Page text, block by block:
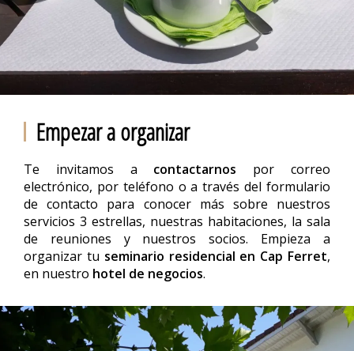
Empezar a organizar
Te invitamos a contactarnos por correo
electrónico, por teléfono o a través del formulario
de contacto para conocer más sobre nuestros
servicios 3 estrellas, nuestras habitaciones, la sala
de reuniones y nuestros socios. Empieza a
organizar tu seminario residencial en Cap Ferret,
en nuestro hotel de negocios.